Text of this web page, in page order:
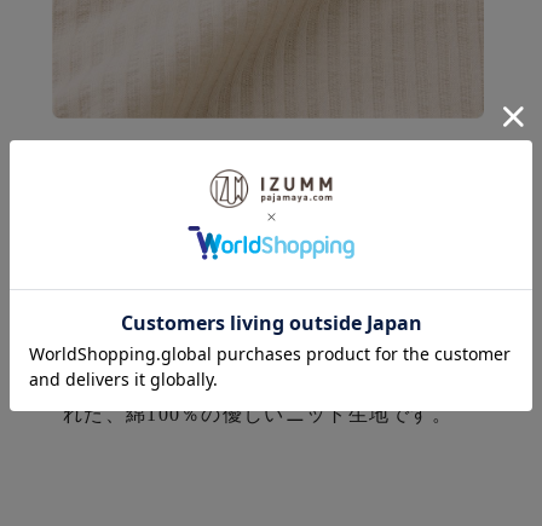
♪
「ニット素材ならではの伸縮
性」
触りが素肌にとっても心地いい。表面を凸凹
にすることで肌にベタ付くのを防ぎ、汗をか
いてもさらっと快適。
れた、綿100％の優しいニット生地です。